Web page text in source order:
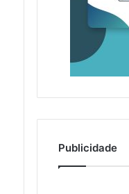
Publicidade